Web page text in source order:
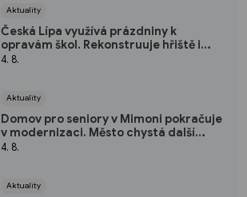
Aktuality
Česká Lípa využívá prázdniny k
opravám škol. Rekonstruuje hřiště i
střechu školky
4. 8.
Aktuality
Domov pro seniory v Mimoni pokračuje
v modernizaci. Město chystá další
investice
4. 8.
Aktuality